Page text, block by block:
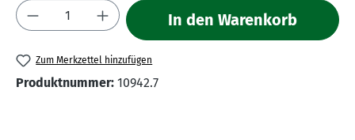
Produkt Anzahl: Gib den gewünschten
In den Warenkorb
Zum Merkzettel hinzufügen
Produktnummer: 10942.7